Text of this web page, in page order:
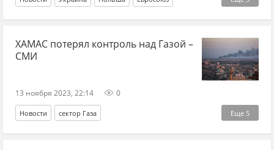
перевозчики государственная граница протесты
ХАМАС потерял контроль над Газой –
СМИ
13 ноября 2023, 22:14 0
Еще 5
Новости сектор Газа
Палестино-израильский конфликт Ближний Восток